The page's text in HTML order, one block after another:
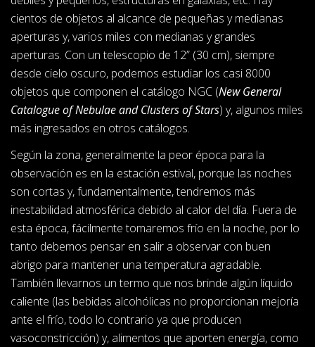
cientos de objetos al alcance de pequeñas y medianas
aperturas y, varios miles con medianas y grandes
aperturas. Con un telescopio de 12” (30 cm), siempre
desde cielo oscuro, podemos estudiar los casi 8000
objetos que componen el catálogo NGC (New General
Catalogue of Nebulae and Clusters of Stars) y, algunos miles
más ingresados en otros catálogos.
Según la zona, generalmente la peor época para la
observación es en la estación estival, porque las noches
son cortas y, fundamentalmente, tendremos más
inestabilidad atmosférica debido al calor del día. Fuera de
esta época, fácilmente tomaremos frío en la noche, por lo
tanto debemos pensar en salir a observar con buen
abrigo para mantener una temperatura agradable.
También llevarnos un termo que nos brinde algún líquido
caliente (las bebidas alcohólicas no proporcionan mejoría
ante el frío, todo lo contrario ya que producen
vasoconstricción) y, alimentos que aporten energía, como